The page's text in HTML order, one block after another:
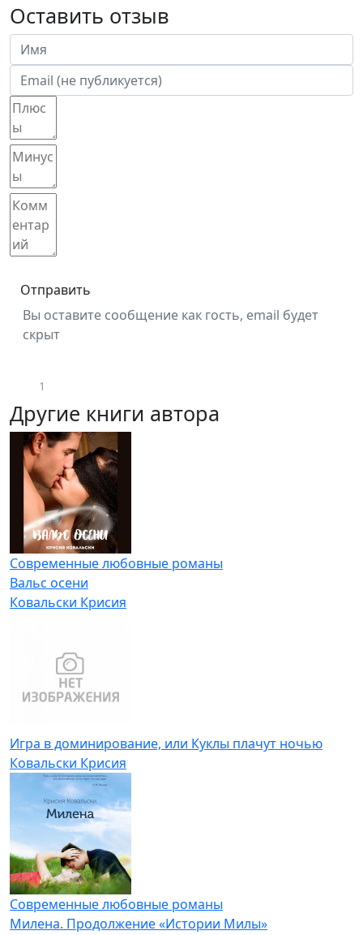
Оставить отзыв
Отправить
Вы оставите сообщение как гость, email будет
скрыт
1
Другие книги автора
Современные любовные романы
Вальс осени
Ковальски Крисия
Игра в доминирование, или Куклы плачут ночью
Ковальски Крисия
Современные любовные романы
Милена. Продолжение «Истории Милы»